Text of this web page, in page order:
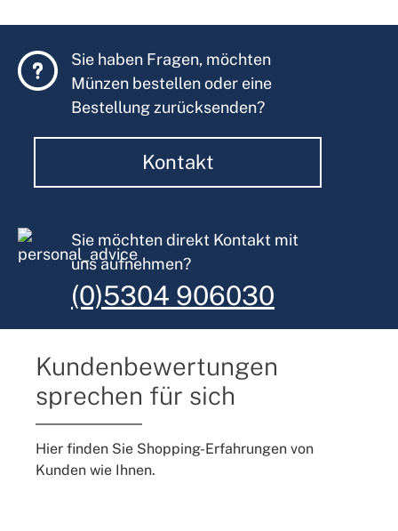
Sie haben Fragen, möchten
Münzen bestellen oder eine
Bestellung zurücksenden?
Kontakt
Sie möchten direkt Kontakt mit
uns aufnehmen?
(0)5304 906030
Kundenbewertungen
sprechen für sich
Hier finden Sie Shopping-Erfahrungen von
Kunden wie Ihnen.